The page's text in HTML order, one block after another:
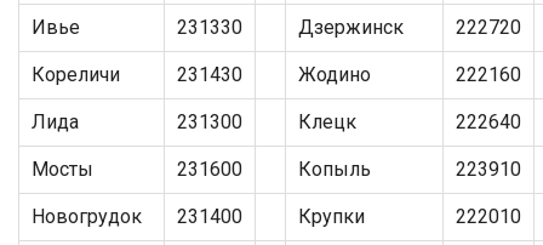
Ивье 231330 Дзержинск 222720
Кореличи 231430 Жодино 222160
Лида 231300 Клецк 222640
Мосты 231600 Копыль 223910
Новогрудок 231400 Крупки 222010